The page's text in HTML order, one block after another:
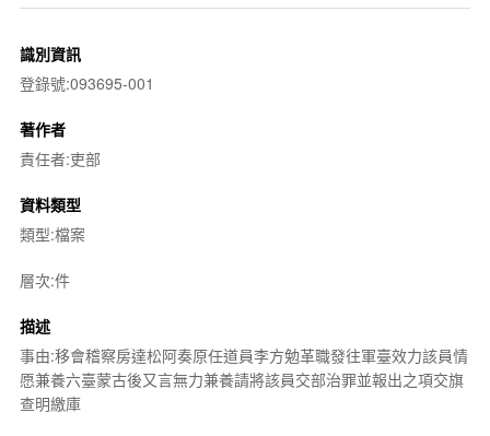
識別資訊
登錄號:093695-001
著作者
責任者:吏部
資料類型
類型:檔案
層次:件
描述
事由:移會稽察房達松阿奏原任道員李方勉革職發往軍臺效力該員情
愿兼養六臺蒙古後又言無力兼養請將該員交部治罪並報出之項交旗
查明繳庫